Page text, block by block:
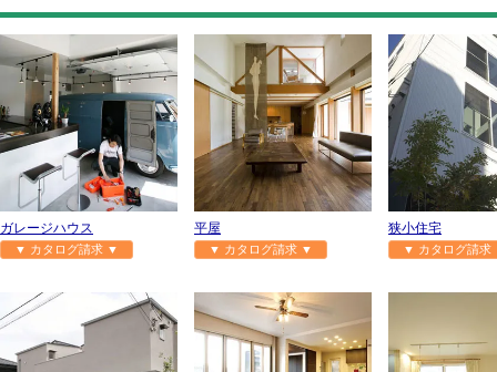
ガレージハウス
▼ カタログ請求 ▼
平屋
▼ カタログ請求 ▼
狭小住宅
▼ カタログ請